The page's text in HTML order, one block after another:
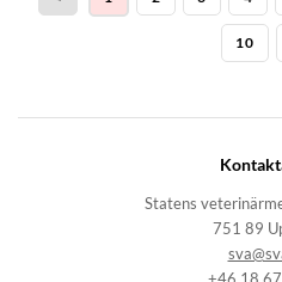
10
Statens
751 89